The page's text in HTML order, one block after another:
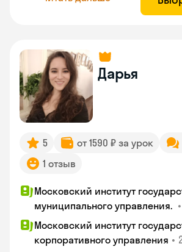
Дарья
5 от 1590 ₽ за урок
1 отзыв
Московский институт
муниципального управления. •
Московский институт
корпоративного управления •